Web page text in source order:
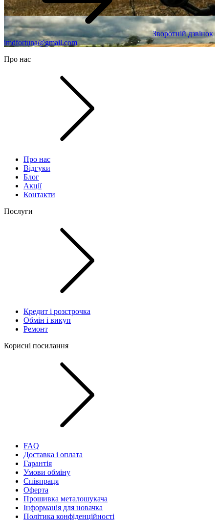
Зворотній дзвінок
imdfortuna@gmail.com
Про нас
Про нас
Відгуки
Блог
Акції
Контакти
Послуги
Кредит і розстрочка
Обмін і викуп
Ремонт
Корисні посилання
FAQ
Доставка і оплата
Гарантія
Умови обміну
Співпраця
Оферта
Прошивка металошукача
Інформація для новачка
Політика конфіденційності